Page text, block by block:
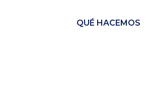
QUÉ HACEMOS